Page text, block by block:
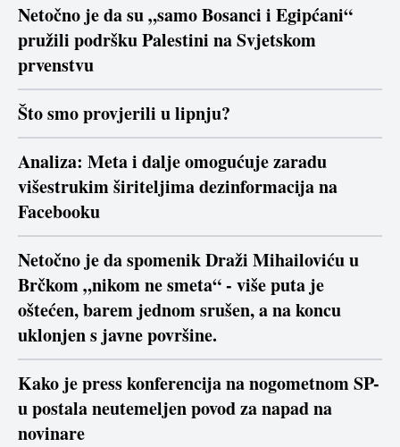
Netočno je da su „samo Bosanci i Egipćani“
pružili podršku Palestini na Svjetskom
prvenstvu
Što smo provjerili u lipnju?
Analiza: Meta i dalje omogućuje zaradu
višestrukim širiteljima dezinformacija na
Facebooku
Netočno je da spomenik Draži Mihailoviću u
Brčkom „nikom ne smeta“ - više puta je
oštećen, barem jednom srušen, a na koncu
uklonjen s javne površine.
Kako je press konferencija na nogometnom SP-
u postala neutemeljen povod za napad na
novinare